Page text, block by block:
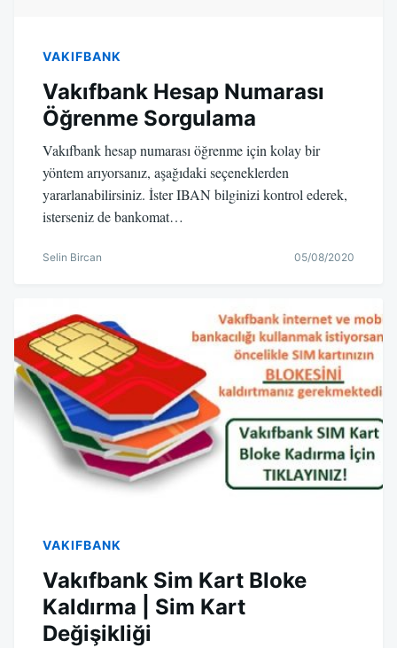
VAKIFBANK
Vakıfbank Hesap Numarası
Öğrenme Sorgulama
Vakıfbank hesap numarası öğrenme için kolay bir
yöntem arıyorsanız, aşağıdaki seçeneklerden
yararlanabilirsiniz. İster IBAN bilginizi kontrol ederek,
isterseniz de bankomat…
Selin Bircan 05/08/2020
VAKIFBANK
Vakıfbank Sim Kart Bloke
Kaldırma | Sim Kart
Değişikliği